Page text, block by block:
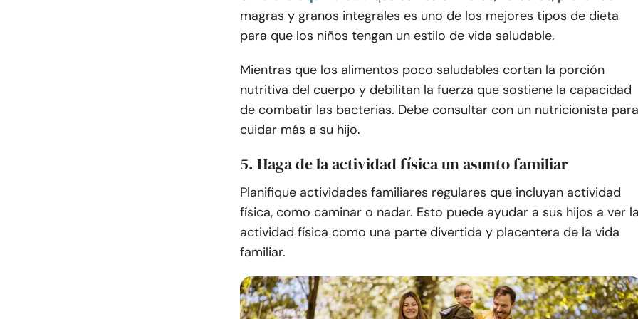
magras y granos integrales es uno de los mejores tipos de dieta
para que los niños tengan un estilo de vida saludable.
Mientras que los alimentos poco saludables cortan la porción
nutritiva del cuerpo y debilitan la fuerza que sostiene la capacidad
de combatir las bacterias. Debe consultar con un nutricionista para
cuidar más a su hijo.
5. Haga de la actividad física un asunto familiar
Planifique actividades familiares regulares que incluyan actividad
física, como caminar o nadar. Esto puede ayudar a sus hijos a ver
actividad física como una parte divertida y placentera de la vida
familiar.